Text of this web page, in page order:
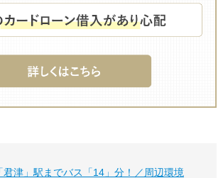
君津」駅までバス「14」分！／周辺環境